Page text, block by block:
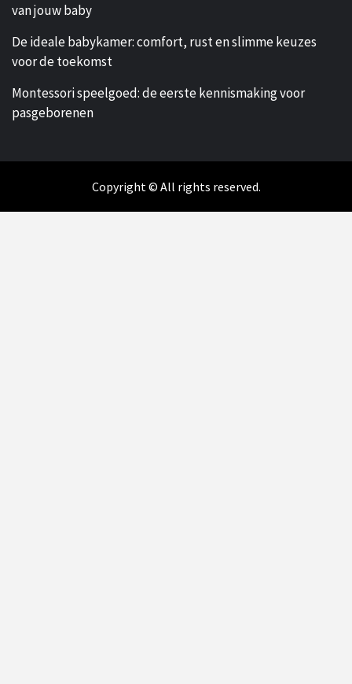
van jouw baby
De ideale babykamer: comfort, rust en slimme keuzes
voor de toekomst
Montessori speelgoed: de eerste kennismaking voor
pasgeborenen
Copyright © All rights reserved.